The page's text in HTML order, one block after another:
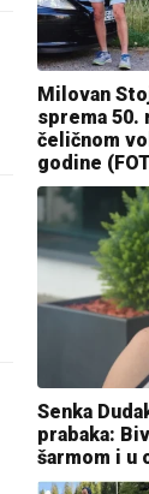
Milovan
sprema 50.
čeličnom
godine
Senka
prabaka:
šarmom i u